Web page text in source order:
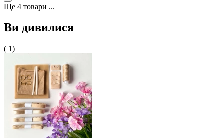
Ще 4 товари ...
Ви дивилися
( 1)